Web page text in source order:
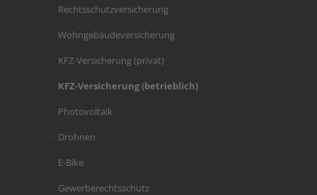
Rechtsschutzversicherung
Wohngebäudeversicherung
KFZ-Versicherung (privat)
KFZ-Versicherung (betrieblich)
Photovoltaik
Drohnen
E-Bike
Gewerberechtsschutz